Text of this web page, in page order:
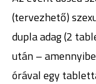
(tervezhető)
dupla adag (2
után –
órával egy